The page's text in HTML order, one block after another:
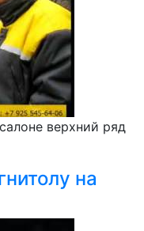
верхний ряд
на